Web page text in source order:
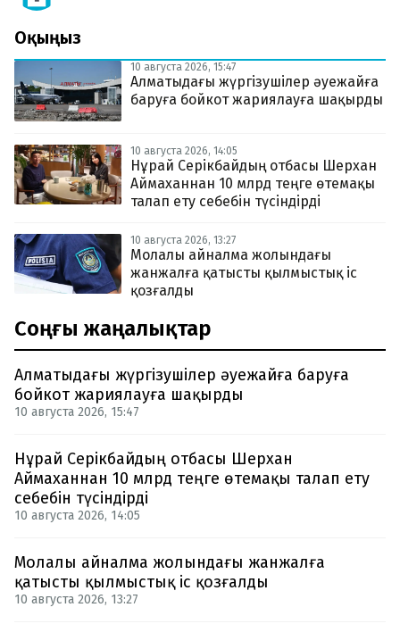
Оқыңыз
10 августа 2026, 15:47
Алматыдағы жүргізушілер әуежайға
баруға бойкот жариялауға шақырды
10 августа 2026, 14:05
Нұрай Серікбайдың отбасы Шерхан
Аймаханнан 10 млрд теңге өтемақы
талап ету себебін түсіндірді
10 августа 2026, 13:27
Молалы айналма жолындағы
жанжалға қатысты қылмыстық іс
қозғалды
Соңғы жаңалықтар
Алматыдағы жүргізушілер әуежайға баруға
бойкот жариялауға шақырды
10 августа 2026, 15:47
Нұрай Серікбайдың отбасы Шерхан
Аймаханнан 10 млрд теңге өтемақы талап ету
себебін түсіндірді
10 августа 2026, 14:05
Молалы айналма жолындағы жанжалға
қатысты қылмыстық іс қозғалды
10 августа 2026, 13:27